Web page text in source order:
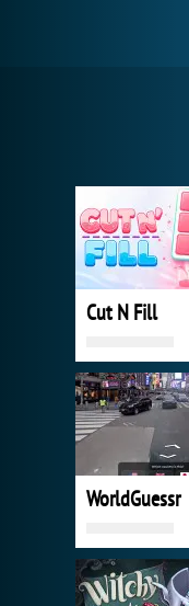
Cut N Fill
WorldGuessr